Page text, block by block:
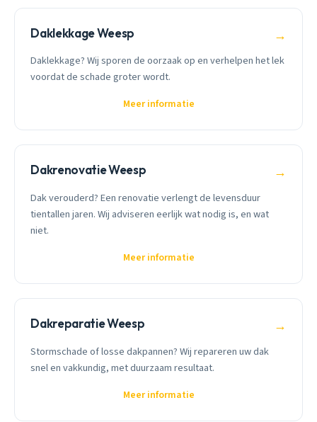
Daklekkage Weesp →
Daklekkage? Wij sporen de oorzaak op en verhelpen het lek
voordat de schade groter wordt.
Meer informatie
Dakrenovatie Weesp →
Dak verouderd? Een renovatie verlengt de levensduur
tientallen jaren. Wij adviseren eerlijk wat nodig is, en wat
niet.
Meer informatie
Dakreparatie Weesp →
Stormschade of losse dakpannen? Wij repareren uw dak
snel en vakkundig, met duurzaam resultaat.
Meer informatie